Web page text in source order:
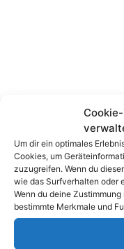
Um dir ein optimales
Cookies, um
zuzugreifen. Wenn du
wie das Surfverhalten oder
Wenn du deine
bestimmte Merkmale und